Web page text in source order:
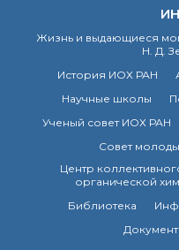
Жизнь и выдающиеся
Н. Д.
История ИОХ РАН
Научные школы
Ученый совет ИОХ РАН
Совет
Центр
органической
Библиотека